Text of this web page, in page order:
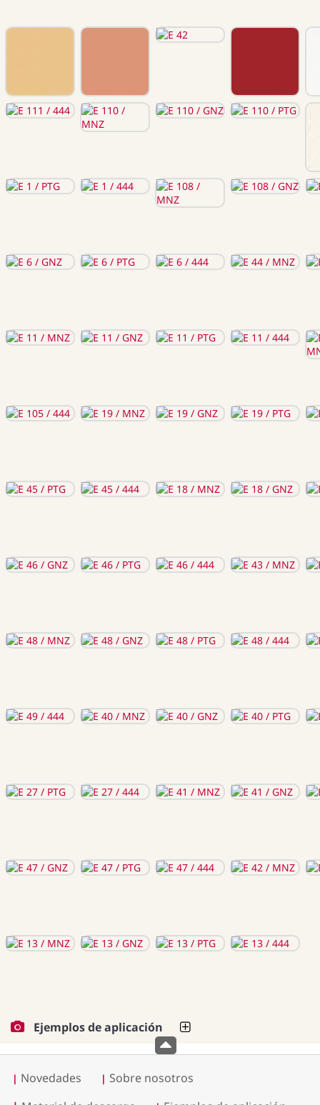
Ejemplos de aplicación
| Novedades | Sobre nosotros